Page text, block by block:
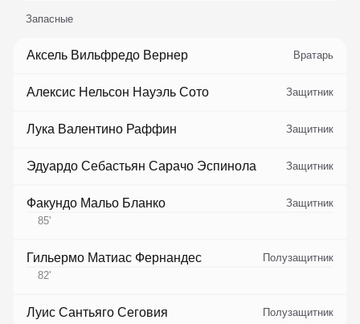
Запасные
Аксель Вильфредо Вернер Вратарь
Алексис Нельсон Науэль Сото Защитник
Лука Валентино Раффин Защитник
Эдуардо Себастьян Сарачо Эспинола Защитник
Факундо Мальо Бланко
Защитник
85'
Гильермо Матиас Фернандес
Полузащитник
82'
Луис Сантьяго Сеговия Полузащитник